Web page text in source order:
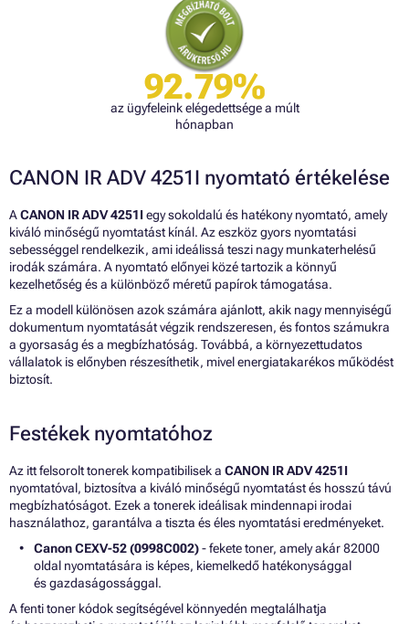
92.79%
az ügyfeleink elégedettsége a múlt
hónapban
CANON IR ADV 4251I nyomtató értékelése
ACANON IR ADV 4251Iegy sokoldalú és hatékony nyomtató, amely
kiváló minőségű nyomtatást kínál. Az eszköz gyors nyomtatási
sebességgel rendelkezik, ami ideálissá teszi nagy munkaterhelésű
irodák számára. A nyomtató előnyei közé tartozik a könnyű
kezelhetőség és a különböző méretű papírok támogatása.
Ez a modell különösen azok számára ajánlott, akik nagy mennyiségű
dokumentum nyomtatását végzik rendszeresen, és fontos számukra
a gyorsaság és a megbízhatóság. Továbbá, a környezettudatos
vállalatok is előnyben részesíthetik, mivel energiatakarékos működést
biztosít.
Festékek nyomtatóhoz
Az itt felsorolt tonerek kompatibilisek a CANON IR ADV 4251I
nyomtatóval, biztosítva a kiváló minőségű nyomtatást és hosszú távú
megbízhatóságot. Ezek a tonerek ideálisak mindennapi irodai
használathoz, garantálva a tiszta és éles nyomtatási eredményeket.
Canon CEXV-52 (0998C002)- fekete toner, amely akár 82000
oldal nyomtatására is képes, kiemelkedő hatékonysággal
és gazdaságossággal.
A fenti toner kódok segítségével könnyedén megtalálhatja